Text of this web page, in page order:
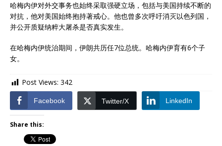
哈梅内伊对外交事务也始终采取强硬立场，包括与美国持续不断的
对抗，他对美国始终抱持著戒心。他也曾多次呼吁消灭以色列国，
并公开质疑纳粹大屠杀是否真实发生。
在哈梅内伊统治期间，伊朗共历任7位总统。哈梅内伊育有6个子
女。
Post Views: 342
Facebook Twitter/X LinkedIn
Share this: